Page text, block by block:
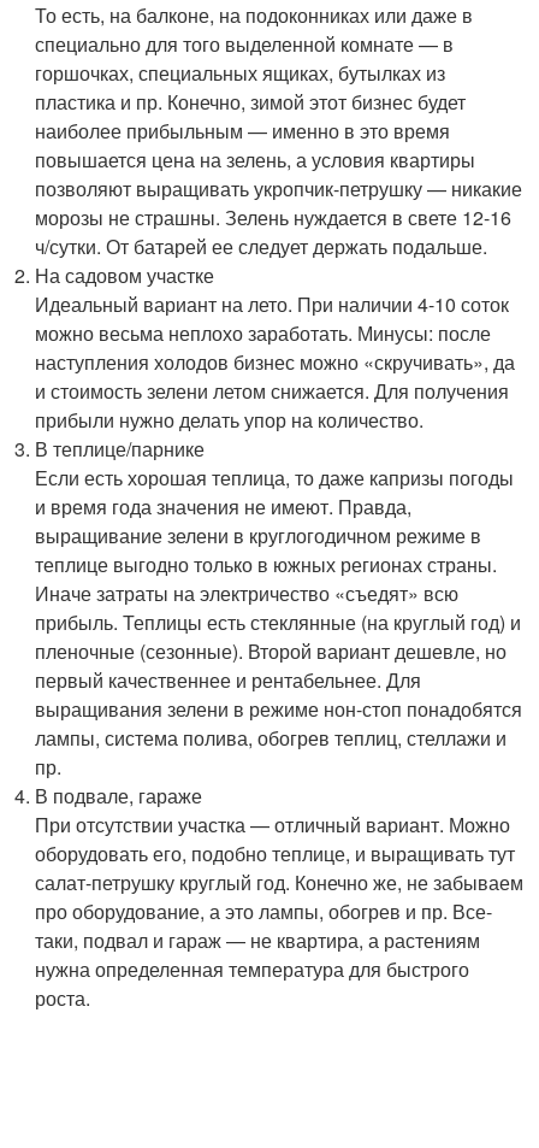
То есть, на балконе, на подоконниках или даже в
специально для того выделенной комнате — в
горшочках, специальных ящиках, бутылках из
пластика и пр. Конечно, зимой этот бизнес будет
наиболее прибыльным — именно в это время
повышается цена на зелень, а условия квартиры
позволяют выращивать укропчик-петрушку — никакие
морозы не страшны. Зелень нуждается в свете 12-16
ч/сутки. От батарей ее следует держать подальше.
На садовом участке
Идеальный вариант на лето. При наличии 4-10 соток
можно весьма неплохо заработать. Минусы: после
наступления холодов бизнес можно «скручивать», да
и стоимость зелени летом снижается. Для получения
прибыли нужно делать упор на количество.
В теплице/парнике
Если есть хорошая теплица, то даже капризы погоды
и время года значения не имеют. Правда,
выращивание зелени в круглогодичном режиме в
теплице выгодно только в южных регионах страны.
Иначе затраты на электричество «съедят» всю
прибыль. Теплицы есть стеклянные (на круглый год) и
пленочные (сезонные). Второй вариант дешевле, но
первый качественнее и рентабельнее. Для
выращивания зелени в режиме нон-стоп понадобятся
лампы, система полива, обогрев теплиц, стеллажи и
пр.
В подвале, гараже
При отсутствии участка — отличный вариант. Можно
оборудовать его, подобно теплице, и выращивать тут
салат-петрушку круглый год. Конечно же, не забываем
про оборудование, а это лампы, обогрев и пр. Все-
таки, подвал и гараж — не квартира, а растениям
нужна определенная температура для быстрого
роста.